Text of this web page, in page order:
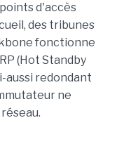
d'accès
des tribunes
fonctionne
(Hot Standby
aussi redondant
ne